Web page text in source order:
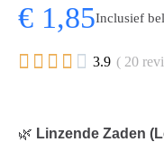
€ 1,85Inclusief
     3.9 ( 20
🌿 Linzende Zaden